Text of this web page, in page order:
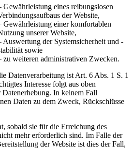
Gewährleistung eines reibungslosen
der Website,
Gewährleistung einer komfortablen
unserer Website,
Auswertung der Systemsicherheit und -
sowie
zu weiteren administrativen Zwecken.
Datenverarbeitung ist Art. 6 Abs. 1 S. 1
Interesse folgt aus oben
In keinem Fall
Daten zu dem Zweck, Rückschlüsse
sobald sie für die Erreichung des
mehr erforderlich sind. Im Falle der
der Website ist dies der Fall,